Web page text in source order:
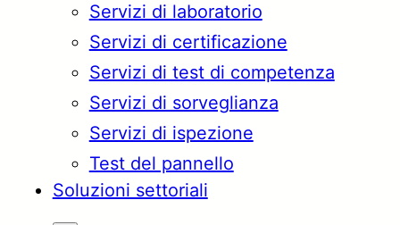
Servizi di laboratorio
Servizi di certificazione
Servizi di test di competenza
Servizi di sorveglianza
Servizi di ispezione
Test del pannello
Soluzioni settoriali